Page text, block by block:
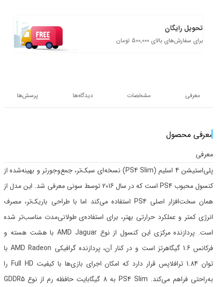
تحویل رایگان
برای سفارش‌های بالای 500,000 تومان
معرفی مشخصات دیدگاه‌ها پرسش‌ها
معرفی محصول
معرفی
پلی‌استیشن 4 اسلیم (PS4 Slim) نسخه‌ای سبک‌تر، جمع‌وجورتر و بهینه‌شده از
کنسول محبوب PS4 است که در سال 2016 توسط سونی معرفی شد. این مدل از
همان سخت‌افزار اصلی PS4 استفاده می‌کند اما با طراحی باریک‌تر، مصرف
انرژی کمتر و عملکرد حرارتی بهتر، برای استفاده‌ی طولانی‌مدت مناسب‌تر شده
است. پردازنده مرکزی این کنسول از نوع AMD Jaguar با هشت هسته و
فرکانس 1.6 گیگاهرتز است و در کنار آن، پردازنده گرافیکی AMD Radeon با
توان 1.84 ترافلاپس قرار دارد که امکان اجرای بازی‌ها با کیفیت Full HD را
به‌راحتی فراهم می‌کند. PS4 Slim به 8 گیگابایت حافظه رم از نوع GDDR5